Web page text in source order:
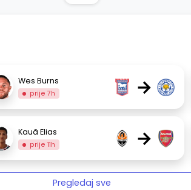
Wes Burns
prije 7h →
Kauã Elias
prije 11h →
Pregledaj sve